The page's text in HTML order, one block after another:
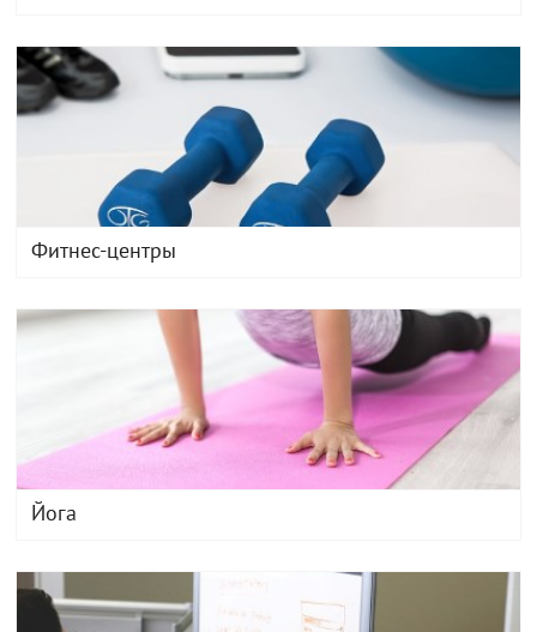
Фитнес-центры
Йога